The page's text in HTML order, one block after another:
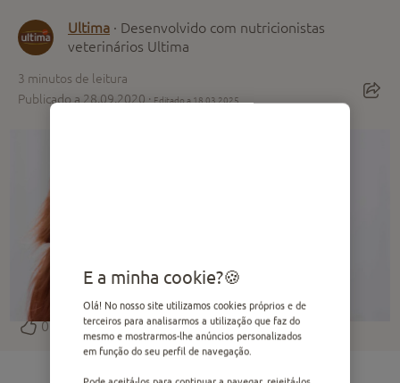
Ultima · Desenvolvido com nutricionistas
veterinários Ultima
3 minutos de leitura
Publicado a 28.09.2020 · Editado a 18.03.2025
0
E a minha cookie?
Olá! No nosso site utilizamos cookies próprios e de
terceiros para analisarmos a utilização que faz do
mesmo e mostrarmos-lhe anúncios personalizados
em função do seu perfil de navegação.